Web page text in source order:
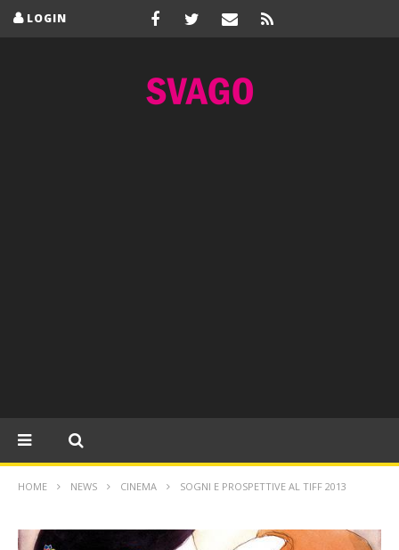
LOGIN
HOME NEWS CINEMA SOGNI E PROSPETTIVE AL TIFF 2013